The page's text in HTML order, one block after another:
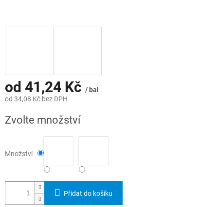
od 41,24 Kč / bal
od 34,08 Kč bez DPH
cena:
Zvolte množství
Množství
Přidat do košíku